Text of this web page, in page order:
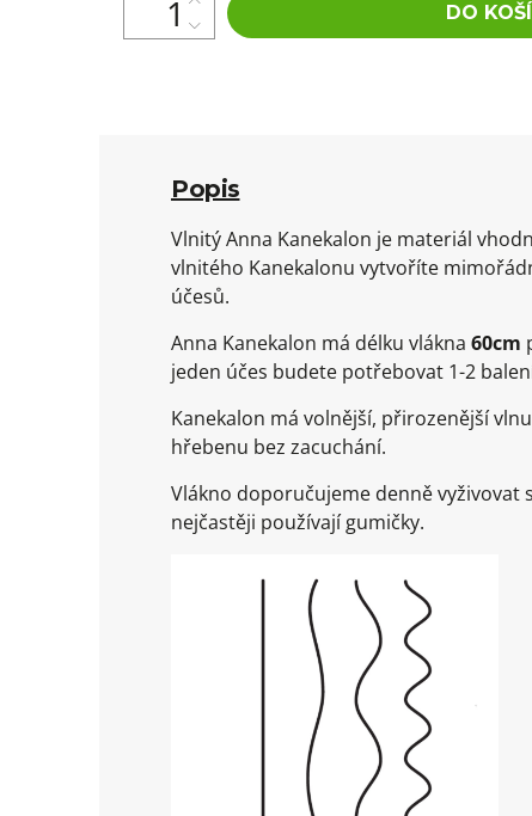
DO
Popis
Vlnitý Anna Kanekalon je materiál
vlnitého Kanekalonu vytvoříte
účesů.
Anna Kanekalon má délku vlákna 60cm
jeden účes budete potřebovat 1-2
Kanekalon má volnější, přirozenější
hřebenu bez zacuchání.
Vlákno doporučujeme denně vyživovat
nejčastěji používají gumičky.